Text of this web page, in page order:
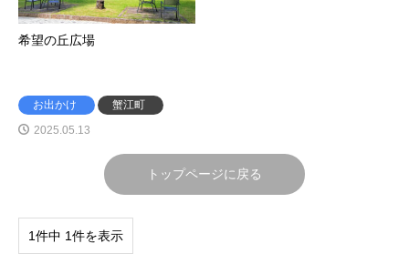
希望の丘広場
お出かけ
蟹江町
2025.05.13
トップページに戻る
1件中 1件を表示